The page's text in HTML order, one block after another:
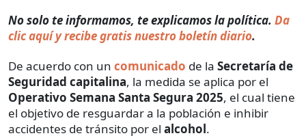
No solo te informamos, te explicamos la política. Da
clic aquí y recibe gratis nuestro boletín diario.
De acuerdo con un comunicado de la Secretaría de
Seguridad capitalina, la medida se aplica por el
Operativo Semana Santa Segura 2025, el cual tiene
el objetivo de resguardar a la población e inhibir
accidentes de tránsito por el alcohol.